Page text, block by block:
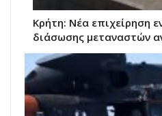
Κρήτη: Νέα επιχείρηση
διάσωσης μεταναστών